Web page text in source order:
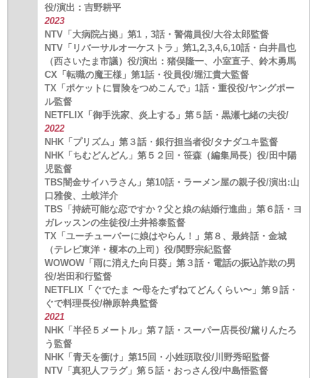
役/演出：吉野耕平
2023
NTV「大病院占拠」第1，3話・警備員役/大谷太郎監督
NTV「リバーサルオーケストラ」第1,2,3,4,6,10話・白井昌也
（西さいたま市議）役/演出：猪俣隆一、小室直子、鈴木勇馬
CX「転職の魔王様」第1話・役員役/堀江貴大監督
TX「ポケットに冒険をつめこんで」1話・重役役/ヤングポー
ル監督
NETFLIX「御手洗家、炎上する」第５話・黒瀬七緒の夫役/
2022
NHK「プリズム」第３話・銀行担当者役/タナダユキ監督
NHK「ちむどんどん」第５２回・笹森（編集局長）役/田中陽
児監督
TBS闇金サイハラさん」第10話・ラーメン屋の親子役/演出:山
口雅俊、土岐洋介
TBS「持続可能な恋ですか？父と娘の結婚行進曲」第６話・ヨ
ガレッスンの生徒役/土井裕泰監督
TX「ユーチューバーに娘はやらん！」第８、最終話・金城
（テレビ東洋・榎本の上司）役/関野宗紀監督
WOWOW「雨に消えた向日葵」第３話・電話の振込詐欺の男
役/岩田和行監督
NETFLIX「ぐでたま 〜母をたずねてどんくらい〜」第９話・
ぐで料理長役/榊原幹典監督
2021
NHK「半径５メートル」第７話・スーパー店長役/黛りんたろ
う監督
NHK「青天を衝け」第15回・小姓頭取役/川野秀昭監督
NTV「真犯人フラグ」第５話・おっさん役/中島悟監督